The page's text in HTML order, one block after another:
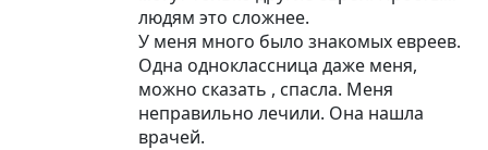
людям это сложнее.
У меня много было знакомых евреев.
Одна одноклассница даже меня,
можно сказать , спасла. Меня
неправильно лечили. Она нашла
врачей.